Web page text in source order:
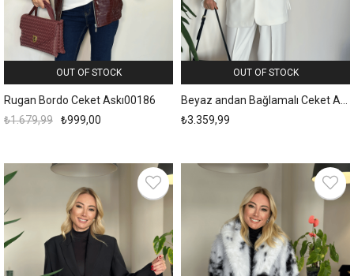
OUT OF STOCK
Rugan Bordo Ceket Askı00186
₺999,00
₺1.679,99
OUT OF STOCK
₺3.359,99